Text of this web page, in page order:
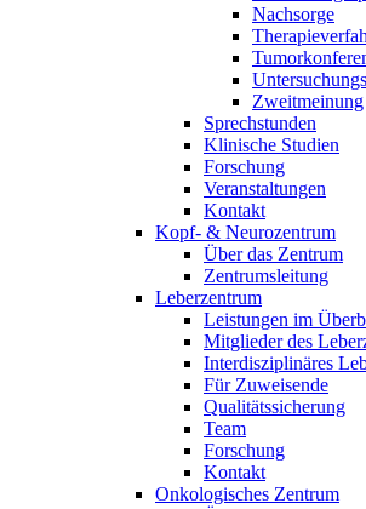
Nachsorge
Zweitmeinung
Sprechstunden
Klinische Studien
Forschung
Veranstaltungen
Kontakt
Kopf- & Neurozentrum
Über das Zentrum
Zentrumsleitung
Leberzentrum
Leistungen im
Mitglieder des
Interdisziplinäres
Für Zuweisende
Qualitätssicherung
Team
Forschung
Kontakt
Onkologisches Zentrum